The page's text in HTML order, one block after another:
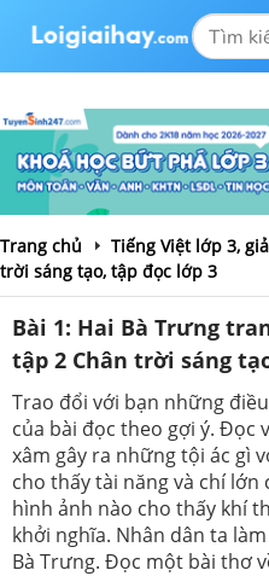
Trang chủ
Tiếng Việt lớp 3,
trời sáng tạo, tập đọc lớp 3
Bài 1: Hai Bà Trưng
tập 2 Chân trời sáng
Trao đổi với bạn những
của bài đọc theo gợi ý. Đọc
xâm gây ra những tội ác gì
cho thấy tài năng và chí lớn
hình ảnh nào cho thấy khí
khởi nghĩa. Nhân dân ta
Bà Trưng. Đọc một bài thơ